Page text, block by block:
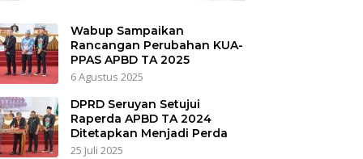
Wabup Sampaikan
Rancangan Perubahan KUA-
PPAS APBD TA 2025
6 Agustus 2025
DPRD Seruyan Setujui
Raperda APBD TA 2024
Ditetapkan Menjadi Perda
25 Juli 2025